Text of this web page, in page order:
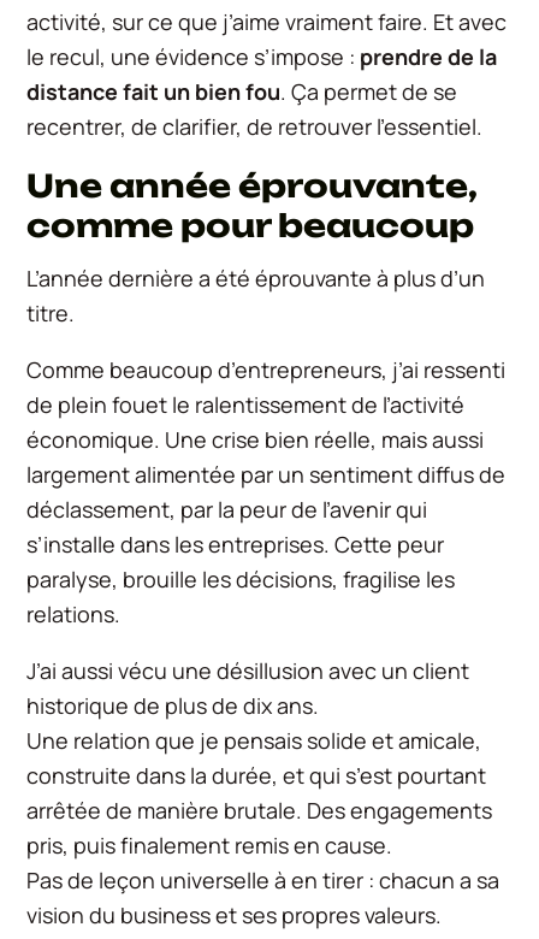
activité, sur ce que j’aime vraiment faire. Et avec
le recul, une évidence s’impose : prendre de la
distance fait un bien fou. Ça permet de se
recentrer, de clarifier, de retrouver l’essentiel.
Une année éprouvante,
comme pour beaucoup
L’année dernière a été éprouvante à plus d’un
titre.
Comme beaucoup d’entrepreneurs, j’ai ressenti
de plein fouet le ralentissement de l’activité
économique. Une crise bien réelle, mais aussi
largement alimentée par un sentiment diffus de
déclassement, par la peur de l’avenir qui
s’installe dans les entreprises. Cette peur
paralyse, brouille les décisions, fragilise les
relations.
J’ai aussi vécu une désillusion avec un client
historique de plus de dix ans.
Une relation que je pensais solide et amicale,
construite dans la durée, et qui s’est pourtant
arrêtée de manière brutale. Des engagements
pris, puis finalement remis en cause.
Pas de leçon universelle à en tirer : chacun a sa
vision du business et ses propres valeurs.